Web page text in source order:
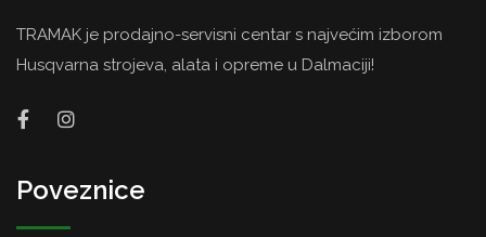
TRAMAK je prodajno-servisni centar s najvećim izborom
Husqvarna strojeva, alata i opreme u Dalmaciji!
Poveznice